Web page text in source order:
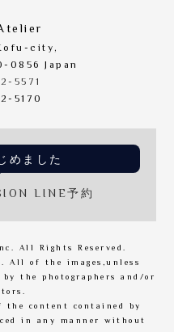
city,
0856 Japan
5571
5170
めました
All Rights Reserved.
All of the images,unless
the photographers and/or
content contained by
in any manner without